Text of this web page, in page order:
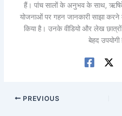
हैं। पांच सालों के अनुभव के साथ,
योजनाओं पर गहन जानकारी साझा
किया है। उनके वीडियो और लेख
बेहद उपयोगी
PREVIOUS